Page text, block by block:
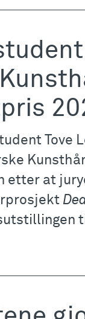
Tove
etter at